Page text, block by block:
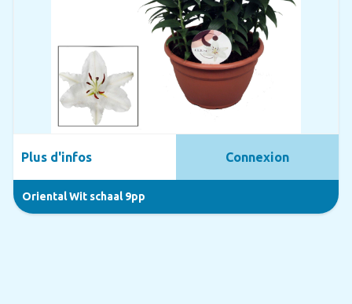
Oriental Wit schaal 9pp
Plus d'infos Connexion